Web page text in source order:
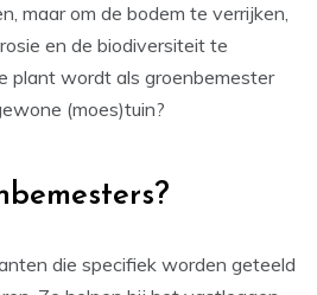
maar om de bodem te verrijken,
en de biodiversiteit te
plant wordt als groenbemester
(moes)tuin?
die specifiek worden geteeld